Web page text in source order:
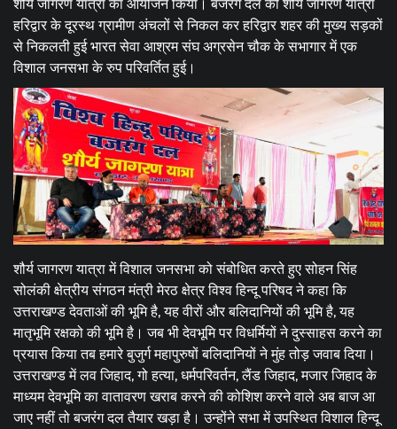
शौर्य जागरण यात्रा का आयोजन किया। बजरंग दल की शौर्य जागरण यात्रा
हरिद्वार के दूरस्थ ग्रामीण अंचलों से निकल कर हरिद्वार शहर की मुख्य सड़कों
से निकलती हुई भारत सेवा आश्रम संघ अग्रसेन चौक के सभागार में एक
विशाल जनसभा के रुप परिवर्तित हुई।
शौर्य जागरण यात्रा में विशाल जनसभा को संबोधित करते हुए सोहन सिंह
सोलंकी क्षेत्रीय संगठन मंत्री मेरठ क्षेत्र विश्व हिन्दू परिषद ने कहा कि
उत्तराखण्ड देवताओं की भूमि है, यह वीरों और बलिदानियों की भूमि है, यह
मातृभूमि रक्षको की भूमि है। जब भी देवभूमि पर विधर्मियों ने दुस्साहस करने का
प्रयास किया तब हमारे बुजुर्ग महापुरुषों बलिदानियों ने मुंह तोड़ जवाब दिया।
उत्तराखण्ड में लव जिहाद, गो हत्या, धर्मपरिवर्तन, लैंड जिहाद, मजार जिहाद के
माध्यम देवभूमि का वातावरण खराब करने की कोशिश करने वाले अब बाज आ
जाए नहीं तो बजरंग दल तैयार खड़ा है। उन्होंने सभा में उपस्थित विशाल हिन्दू